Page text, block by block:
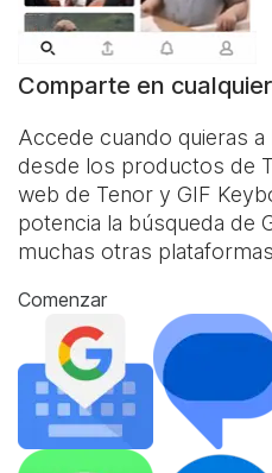
Comparte en
Accede cuando quieras
desde los productos de
web de Tenor y GIF
potencia la búsqueda de
muchas otras
Comenzar